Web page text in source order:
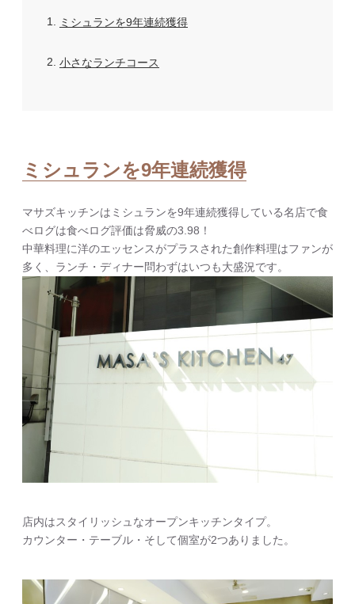
1 ミシュランを9年連続獲得
2 小さなランチコース
ミシュランを9年連続獲得
マサズキッチンはミシュランを9年連続獲得している名店で食
べログは食べログ評価は脅威の3.98！
中華料理に洋のエッセンスがプラスされた創作料理はファンが
多く、ランチ・ディナー問わずはいつも大盛況です。
店内はスタイリッシュなオープンキッチンタイプ。
カウンター・テーブル・そして個室が2つありました。